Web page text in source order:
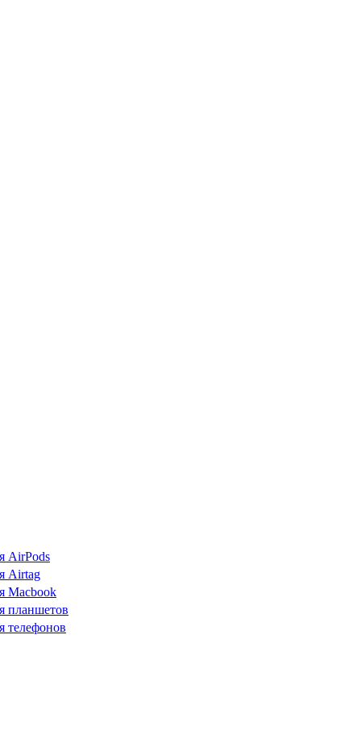
AirPods
Airtag
Macbook
планшетов
телефонов